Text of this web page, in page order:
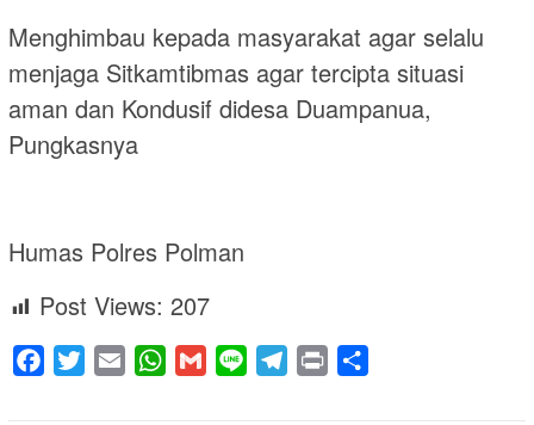
Menghimbau kepada masyarakat agar selalu
menjaga Sitkamtibmas agar tercipta situasi
aman dan Kondusif didesa Duampanua,
Pungkasnya
Humas Polres Polman
Post Views: 207
Facebook
Twitter Email WhatsApp
Gmail Line Telegram
Print